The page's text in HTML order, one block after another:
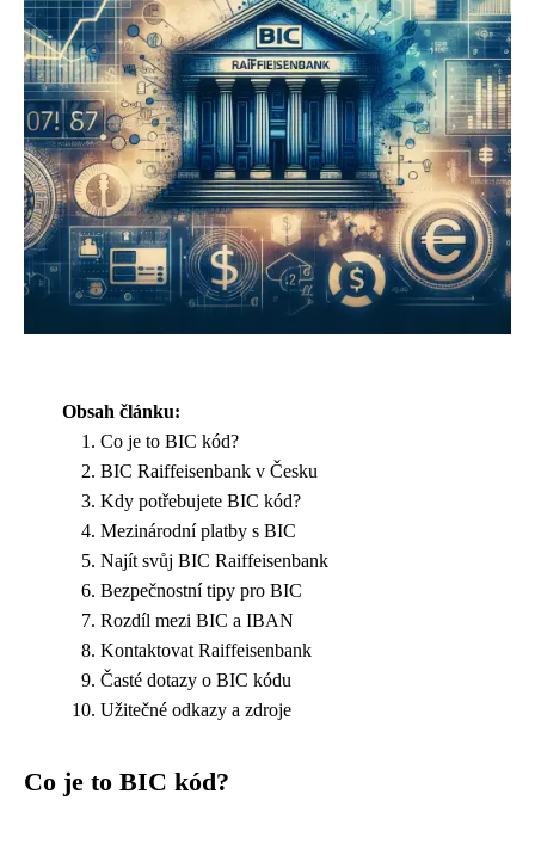
Obsah článku:
Co je to BIC kód?
BIC Raiffeisenbank v Česku
Kdy potřebujete BIC kód?
Mezinárodní platby s BIC
Najít svůj BIC Raiffeisenbank
Bezpečnostní tipy pro BIC
Rozdíl mezi BIC a IBAN
Kontaktovat Raiffeisenbank
Časté dotazy o BIC kódu
Užitečné odkazy a zdroje
Co je to BIC kód?